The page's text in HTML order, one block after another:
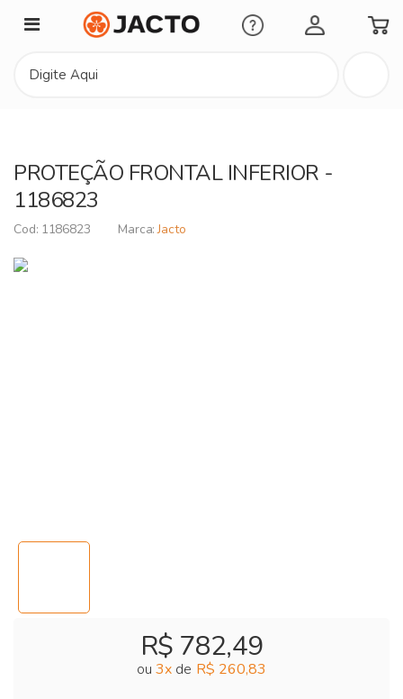
Minha Conta
PROTEÇÃO FRONTAL INFERIOR -
1186823
1186823 Jacto
R$ 782,49
ou 3x de R$ 260,83